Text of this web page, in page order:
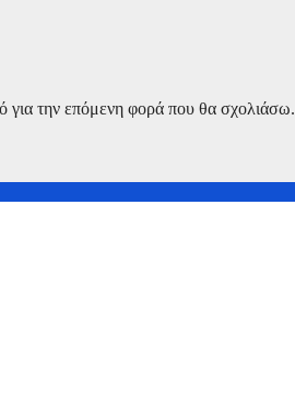
για την επόμενη φορά που θα σχολιάσω.